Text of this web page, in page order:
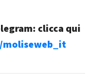
clicca qui